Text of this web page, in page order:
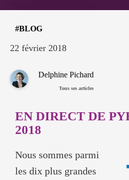
BLOG
22 février 2018
Delphine Pichard
Tous ses articles
EN DIRECT DE
2018
Nous sommes parmi
les dix plus grandes